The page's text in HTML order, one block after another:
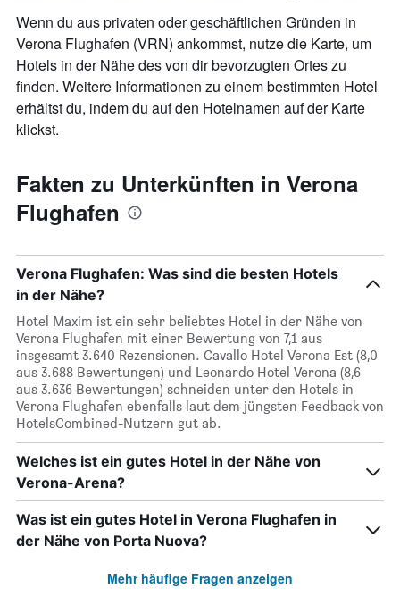
Wenn du aus privaten oder geschäftlichen Gründen in
Verona Flughafen (VRN) ankommst, nutze die Karte, um
Hotels in der Nähe des von dir bevorzugten Ortes zu
finden. Weitere Informationen zu einem bestimmten Hotel
erhältst du, indem du auf den Hotelnamen auf der Karte
klickst.
Fakten zu Unterkünften in Verona
Flughafen
Verona Flughafen: Was sind die besten Hotels
in der Nähe?
Hotel Maxim ist ein sehr beliebtes Hotel in der Nähe von
Verona Flughafen mit einer Bewertung von 7,1 aus
insgesamt 3.640 Rezensionen. Cavallo Hotel Verona Est (8,0
aus 3.688 Bewertungen) und Leonardo Hotel Verona (8,6
aus 3.636 Bewertungen) schneiden unter den Hotels in
Verona Flughafen ebenfalls laut dem jüngsten Feedback von
HotelsCombined-Nutzern gut ab.
Welches ist ein gutes Hotel in der Nähe von
Verona-Arena?
Was ist ein gutes Hotel in Verona Flughafen in
der Nähe von Porta Nuova?
Mehr häufige Fragen anzeigen